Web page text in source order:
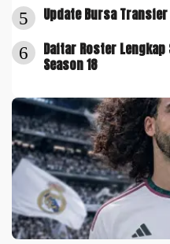
5 Update Bursa
6
Daftar Roster Lengkap
Season 18